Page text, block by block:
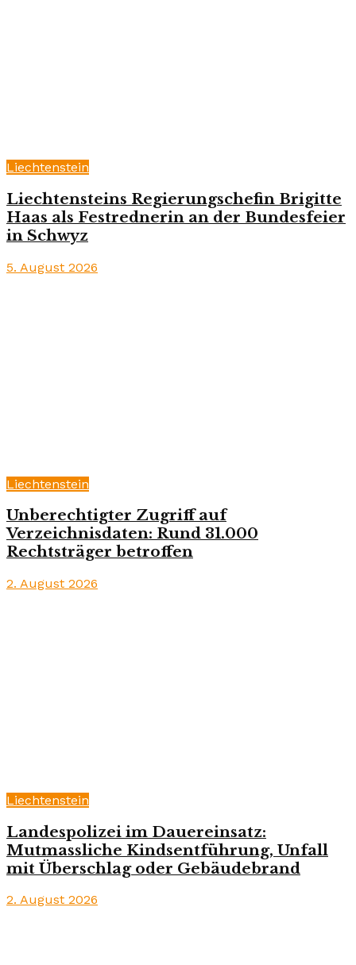
Liechtenstein
Liechtensteins Regierungschefin Brigitte
Haas als Festrednerin an der Bundesfeier
in Schwyz
5. August 2026
Liechtenstein
Unberechtigter Zugriff auf
Verzeichnisdaten: Rund 31.000
Rechtsträger betroffen
2. August 2026
Liechtenstein
Landespolizei im Dauereinsatz:
Mutmassliche Kindsentführung, Unfall
mit Überschlag oder Gebäudebrand
2. August 2026